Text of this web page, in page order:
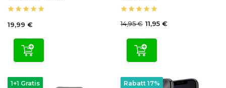
19,99 € 14,95 € 11,95 €
1+1 Gratis Rabatt 17%